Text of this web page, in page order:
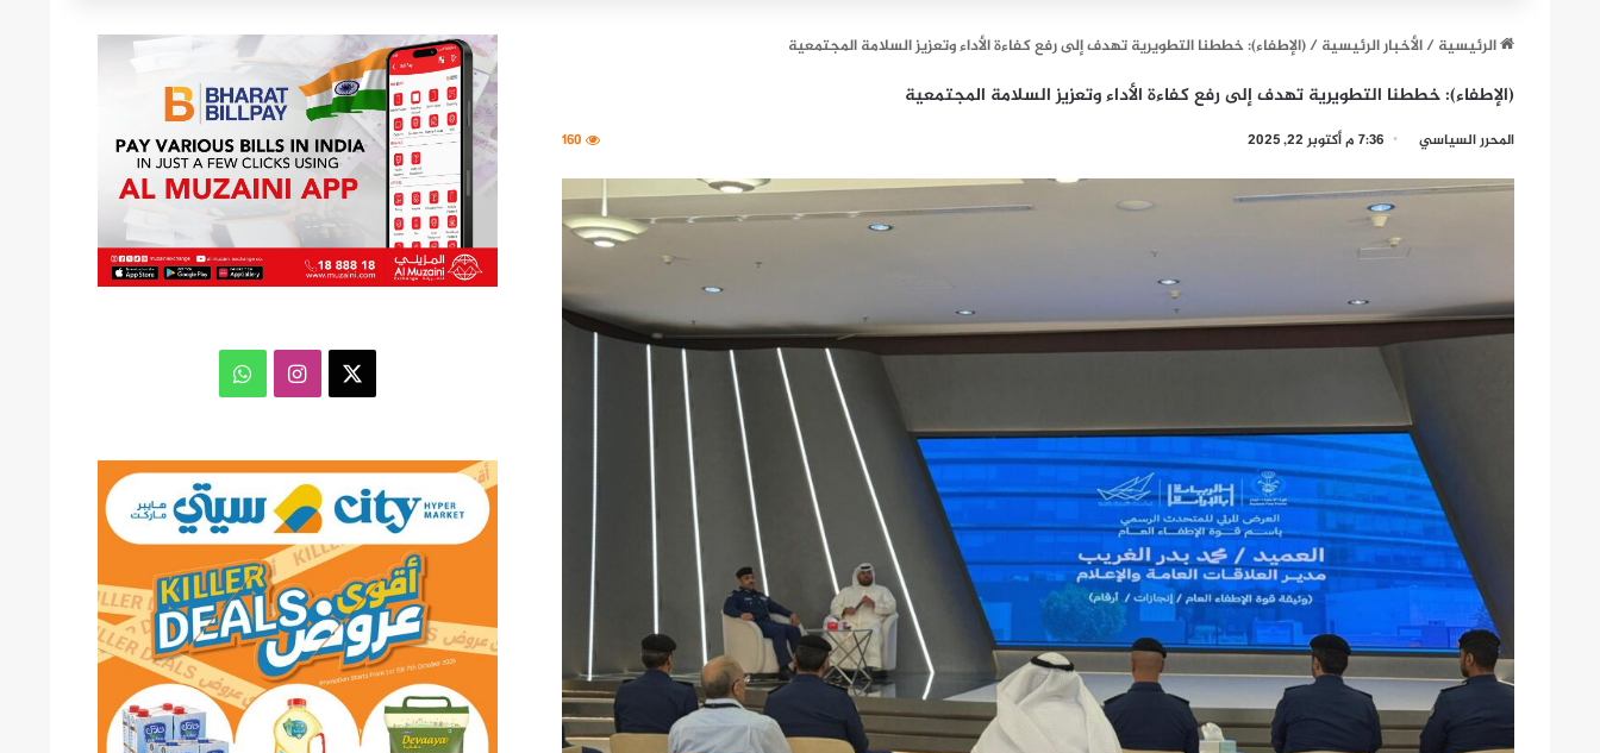
الرئيسية/الأخبار الرئيسية/(الإطفاء): خططنا التطويرية تهدف إلى رفع كفاءة الأداء وتعزيز السلامة المجتمعية
(الإطفاء): خططنا التطويرية تهدف إلى رفع كفاءة الأداء وتعزيز السلامة المجتمعية
المحرر السياسي 7:36 م أكتوبر 22, 2025 160
انستقرامواتساب